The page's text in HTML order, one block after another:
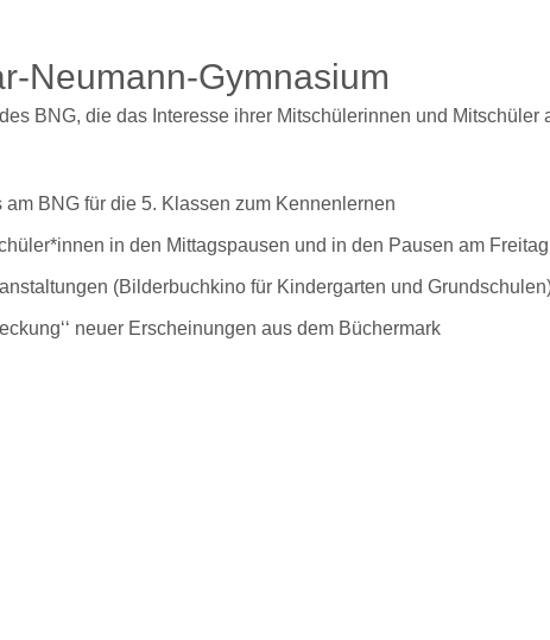
Neumann-Gymnasium
BNG, die das Interesse ihrer Mitschülerinnen und
BNG für die 5. Klassen zum Kennenlernen
in den Mittagspausen und in den Pausen am
(Bilderbuchkino für Kindergarten und
neuer Erscheinungen aus dem Büchermark